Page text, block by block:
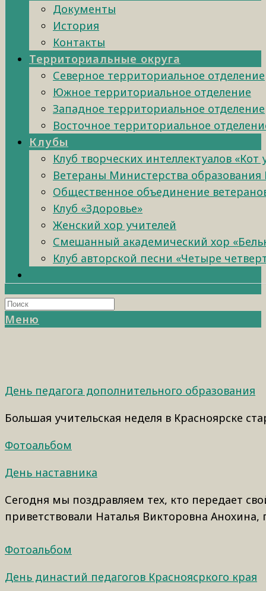
Документы
История
Контакты
Территориальные округа
Северное территориальное отделение
Южное территориальное отделение
Западное территориальное отделение
Восточное территориальное
Клубы
Клуб творческих интеллектуалов «Кот
Ветераны Министерства образования
Общественное объединение
Клуб «Здоровье»
Женский хор учителей
Смешанный академический хор
Клуб авторской песни «Четыре
Меню
День педагога дополнительного образования
Большая учительская неделя в Красноярске
Фотоальбом
День наставника
Сегодня мы поздравляем тех, кто передает
приветствовали Наталья Викторовна
Фотоальбом
День династий педагогов Красноясркого края